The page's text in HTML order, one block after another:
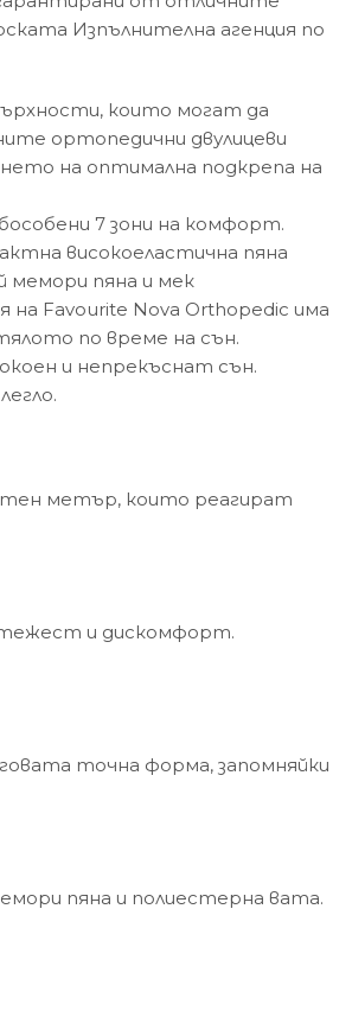
Изпълнителна агенция по
които могат да
ортопедични двулицеви
на оптимална подкрепа на
7 зони на комфорт.
високоеластична пяна
мемори пяна и мек
Favourite Nova Orthopedic има
по време на сън.
и непрекъснат сън.
метър, които реагират
тежест и дискомфорт.
точна форма, запомняйки
пяна и полиестерна вата.